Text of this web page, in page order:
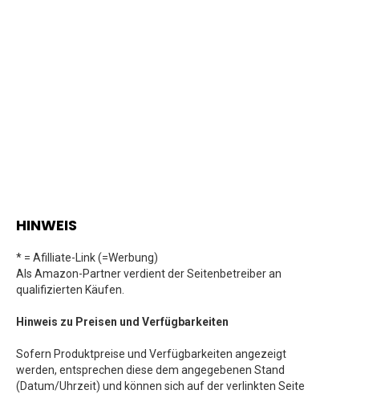
HINWEIS
* = Afilliate-Link (=Werbung)
Als Amazon-Partner verdient der Seitenbetreiber an
qualifizierten Käufen.
Hinweis zu Preisen und Verfügbarkeiten
Sofern Produktpreise und Verfügbarkeiten angezeigt
werden, entsprechen diese dem angegebenen Stand
(Datum/Uhrzeit) und können sich auf der verlinkten Seite